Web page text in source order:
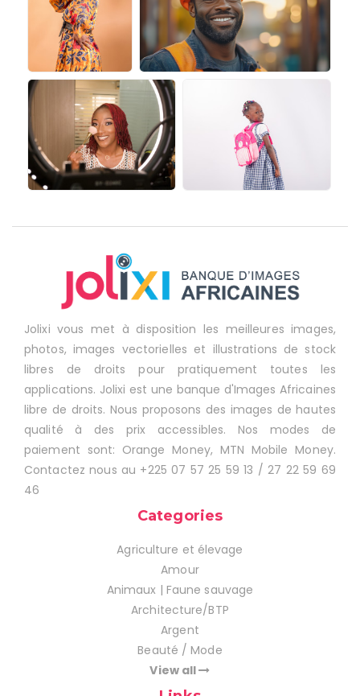
Jolixi vous met à disposition les meilleures images,
photos, images vectorielles et illustrations de stock
libres de droits pour pratiquement toutes les
applications. Jolixi est une banque d'Images Africaines
libre de droits. Nous proposons des images de hautes
qualité à des prix accessibles. Nos modes de
paiement sont: Orange Money, MTN Mobile Money.
Contactez nous au +225 07 57 25 59 13 / 27 22 59 69
46
Categories
Agriculture et élevage
Amour
Animaux | Faune sauvage
Architecture/BTP
Argent
Beauté / Mode
View all